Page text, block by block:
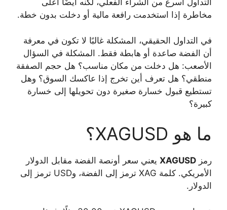
التداول أسرع من الشراء الفعلي، لكنه أيضًا أعلى
مخاطرة إذا استخدمت رافعة مالية أو دخلت بدون خطة.
في التداول الحقيقي، المشكلة غالبًا لا تكون في معرفة
أن الفضة صاعدة أو هابطة فقط. المشكلة في السؤال
الأصعب: هل دخلت من مكان مناسب؟ هل حجم الصفقة
منطقي؟ هل تعرف أين تخرج إذا عاكسك السوق؟ وهل
تستطيع قبول خسارة صغيرة دون تحويلها إلى خسارة
كبيرة؟
ما هو XAGUSD؟
رمز XAGUSD يعني سعر أونصة الفضة مقابل الدولار
الأمريكي. كلمة XAG ترمز إلى الفضة، وUSD ترمز إلى
الدولار.